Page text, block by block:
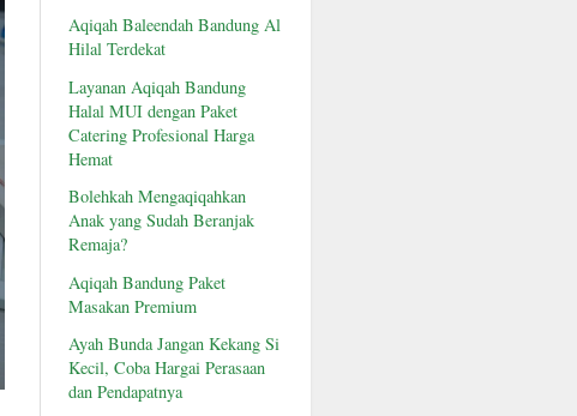
Aqiqah Baleendah Bandung Al
Hilal Terdekat
Layanan Aqiqah Bandung
Halal MUI dengan Paket
Catering Profesional Harga
Hemat
Bolehkah Mengaqiqahkan
Anak yang Sudah Beranjak
Remaja?
Aqiqah Bandung Paket
Masakan Premium
Ayah Bunda Jangan Kekang Si
Kecil, Coba Hargai Perasaan
dan Pendapatnya